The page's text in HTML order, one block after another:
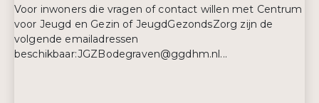
Voor inwoners die vragen of contact willen met Centrum
voor Jeugd en Gezin of JeugdGezondsZorg zijn de
volgende emailadressen
beschikbaar:JGZBodegraven@ggdhm.nl...